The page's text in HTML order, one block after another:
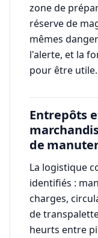
zone de
réserve de
mêmes
l'alerte, et la
pour être utile.
Entrepôts
de
La logistique
identifiés :
charges,
de
heurts entre